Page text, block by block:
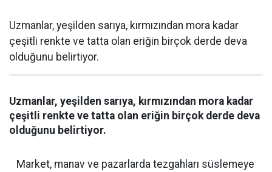
Uzmanlar, yeşilden sarıya, kırmızından mora kadar
çeşitli renkte ve tatta olan eriğin birçok derde deva
olduğunu belirtiyor.
Uzmanlar, yeşilden sarıya, kırmızından mora kadar
çeşitli renkte ve tatta olan eriğin birçok derde deva
olduğunu belirtiyor.
Market, manav ve pazarlarda tezgahları süslemeye